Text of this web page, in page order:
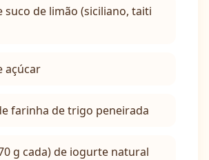
suco de limão (siciliano, taiti
açúcar
farinha de trigo peneirada
g cada) de iogurte natural